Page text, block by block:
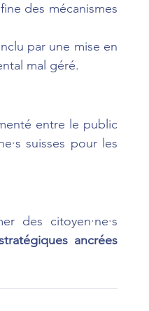
des mécanismes
par une mise en
mal géré.
entre le public
suisses pour les
des citoyen·ne·s
ancrées